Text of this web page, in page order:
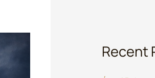
Recent